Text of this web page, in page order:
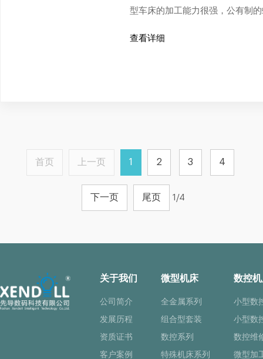
型车床的加工能力很强，公有制
查看详细
首页 上一页 1 2 3 4
下一页 尾页 1/4
关于我们
公司简介
发展历程
资质证书
客户案例
微型机床
全金属系列
组合型套装
数控系列
特殊机床系列
数控
小型数
小型数
数控维
微型加